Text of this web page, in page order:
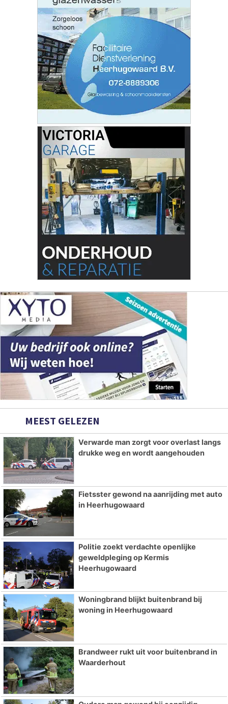
MEEST GELEZEN
Verwarde man zorgt voor overlast langs
drukke weg en wordt aangehouden
Fietsster gewond na aanrijding met auto
in Heerhugowaard
Politie zoekt verdachte openlijke
geweldpleging op Kermis
Heerhugowaard
Woningbrand blijkt buitenbrand bij
woning in Heerhugowaard
Brandweer rukt uit voor buitenbrand in
Waarderhout